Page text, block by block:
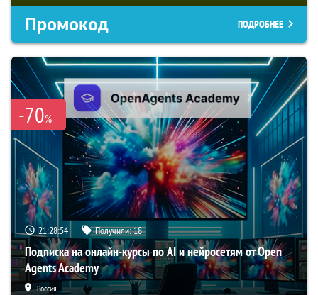
Промокод ПОДРОБНЕЕ
-70%
21:28:53 Получили:18
Подписка на онлайн-курсы по AI и нейросетям от Open
Agents Academy
Россия